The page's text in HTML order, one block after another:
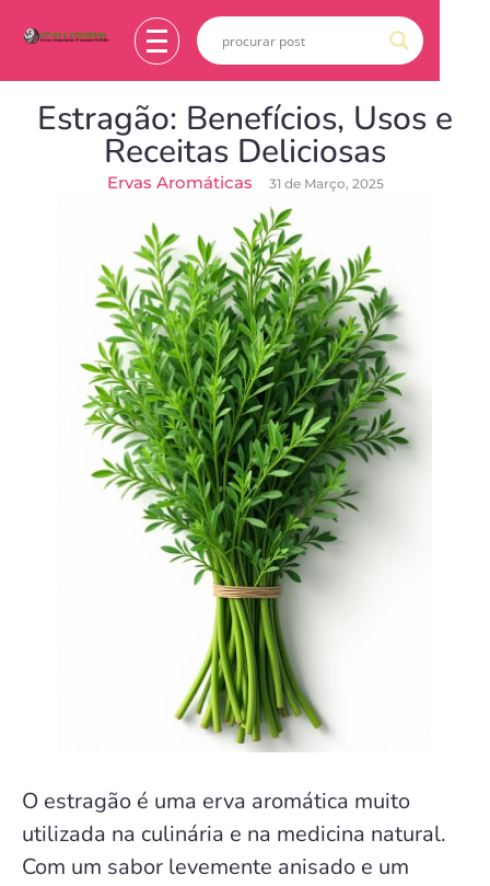
Estragão: Benefícios, Usos e
Receitas Deliciosas
Ervas Aromáticas 31 de Março, 2025
O estragão é uma erva aromática muito
utilizada na culinária e na medicina natural.
Com um sabor levemente anisado e um